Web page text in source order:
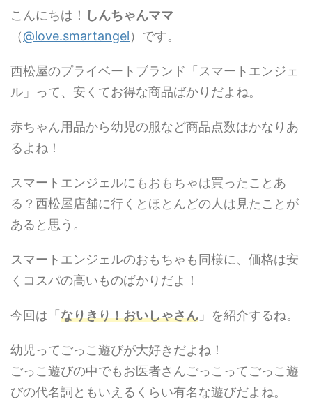
こんにちは！ しんちゃんママ
（@love.smartangel）です。
西松屋のプライベートブランド「スマートエンジェ
ル」って、安くてお得な商品ばかりだよね。
赤ちゃん用品から幼児の服など商品点数はかなりあ
るよね！
スマートエンジェルにもおもちゃは買ったことあ
る？西松屋店舗に行くとほとんどの人は見たことが
あると思う。
スマートエンジェルのおもちゃも同様に、価格は安
くコスパの高いものばかりだよ！
今回は「なりきり！おいしゃさん 」を紹介するね。
幼児ってごっこ遊びが大好きだよね！
ごっこ遊びの中でもお医者さんごっこってごっこ遊
びの代名詞ともいえるくらい有名な遊びだよね。